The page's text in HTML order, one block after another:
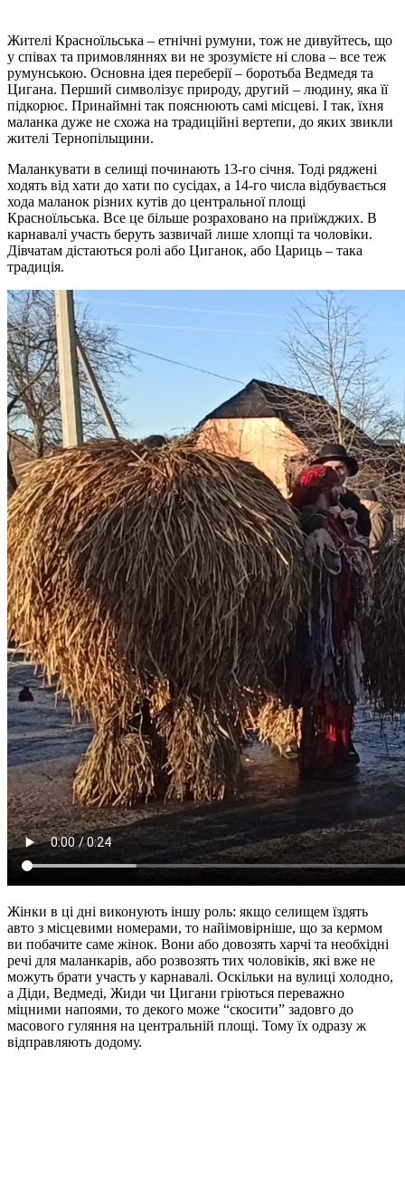
Жителі Красноїльська – етнічні румуни, тож не дивуйтесь, що
у співах та примовляннях ви не зрозумієте ні слова – все теж
румунською. Основна ідея переберії – боротьба Ведмедя та
Цигана. Перший символізує природу, другий – людину, яка її
підкорює. Принаймні так пояснюють самі місцеві. І так, їхня
маланка дуже не схожа на традиційні вертепи, до яких звикли
жителі Тернопільщини.
Маланкувати в селищі починають 13-го січня. Тоді ряджені
ходять від хати до хати по сусідах, а 14-го числа відбувається
хода маланок різних кутів до центральної площі
Красноїльська. Все це більше розраховано на приїжджих. В
карнавалі участь беруть зазвичай лише хлопці та чоловіки.
Дівчатам дістаються ролі або Циганок, або Цариць – така
традиція.
Жінки в ці дні виконують іншу роль: якщо селищем їздять
авто з місцевими номерами, то найімовірніше, що за кермом
ви побачите саме жінок. Вони або довозять харчі та необхідні
речі для маланкарів, або розвозять тих чоловіків, які вже не
можуть брати участь у карнавалі. Оскільки на вулиці холодно,
а Діди, Ведмеді, Жиди чи Цигани гріються переважно
міцними напоями, то декого може “скосити” задовго до
масового гуляння на центральній площі. Тому їх одразу ж
відправляють додому.